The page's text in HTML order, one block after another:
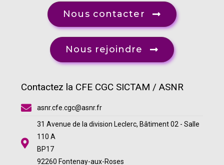
Nous contacter
Nous rejoindre
Contactez la CFE CGC SICTAM / ASNR
asnr.cfe.cgc@asnr.fr
31 Avenue de la division Leclerc, Bâtiment 02 - Salle
110 A
BP17
92260 Fontenay-aux-Roses